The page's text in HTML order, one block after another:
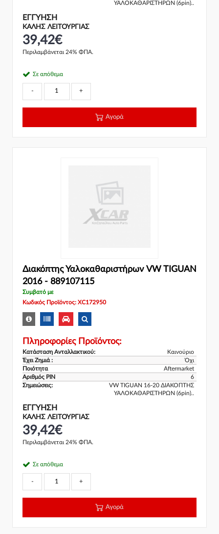
ΥΑΛΟΚΑΘΑΡΙΣΤΗΡΩΝ (6pin)..
ΕΓΓΎΗΣΗ
ΚΑΛΗΣ ΛΕΙΤΟΥΡΓΙΑΣ
39,42€
Περιλαμβάνεται 24% ΦΠΑ.
Σε απόθεμα
- +
Αγορά
Διακόπτης Υαλοκαθαριστήρων VW TIGUAN
2016 - 889107115
Συμβατό με
Κωδικός Προϊόντος: XC172950
Πληροφορίες Προϊόντος:
Κατάσταση Ανταλλακτικού:
Καινούριο
Έχει Ζημιά :
Όχι
Ποιότητα
Aftermarket
Αριθμός PIN
6
Σημειώσεις:
VW TIGUAN 16-20 ΔΙΑΚΟΠΤΗΣ
ΥΑΛΟΚΑΘΑΡΙΣΤΗΡΩΝ (6pin)..
ΕΓΓΎΗΣΗ
ΚΑΛΗΣ ΛΕΙΤΟΥΡΓΙΑΣ
39,42€
Περιλαμβάνεται 24% ΦΠΑ.
Σε απόθεμα
- +
Αγορά